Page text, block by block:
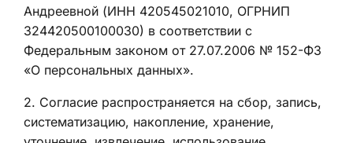
Андреевной (ИНН 420545021010, ОГРНИП
324420500100030) в соответствии с
Федеральным законом от 27.07.2006 № 152-ФЗ
«О персональных данных».
2. Согласие распространяется на сбор, запись,
систематизацию, накопление, хранение,